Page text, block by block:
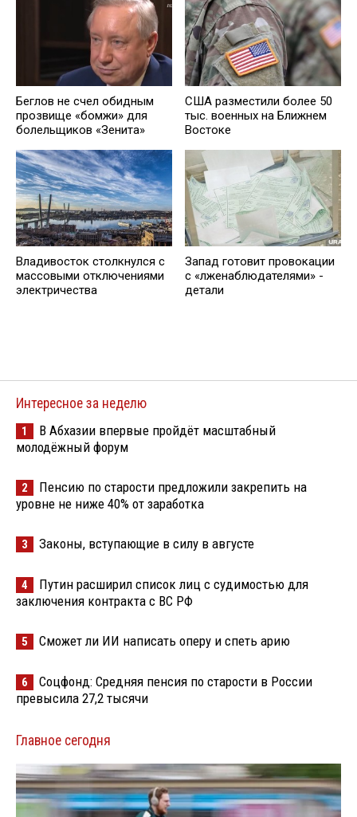
Беглов не счел обидным
прозвище «бомжи» для
болельщиков «Зенита»
США разместили более 50
тыс. военных на Ближнем
Востоке
Владивосток столкнулся с
массовыми отключениями
электричества
Запад готовит провокации
с «лженаблюдателями» -
детали
Интересное за неделю
1
В Абхазии впервые пройдёт масштабный
молодёжный форум
2
Пенсию по старости предложили закрепить на
уровне не ниже 40% от заработка
3 Законы, вступающие в силу в августе
4
Путин расширил список лиц с судимостью для
заключения контракта с ВС РФ
5 Сможет ли ИИ написать оперу и спеть арию
6
Соцфонд: Средняя пенсия по старости в России
превысила 27,2 тысячи
Главное сегодня